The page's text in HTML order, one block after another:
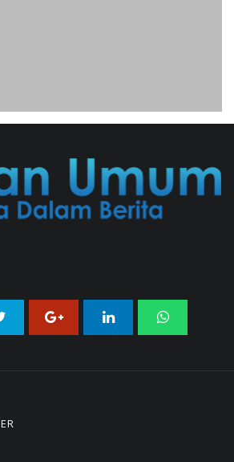
Diskusi UU Perekonomian